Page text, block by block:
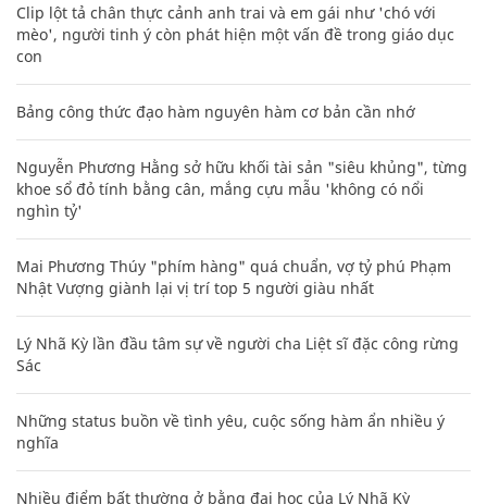
Clip lột tả chân thực cảnh anh trai và em gái như 'chó với
mèo', người tinh ý còn phát hiện một vấn đề trong giáo dục
con
Bảng công thức đạo hàm nguyên hàm cơ bản cần nhớ
Nguyễn Phương Hằng sở hữu khối tài sản "siêu khủng", từng
khoe sổ đỏ tính bằng cân, mắng cựu mẫu 'không có nổi
nghìn tỷ'
Mai Phương Thúy "phím hàng" quá chuẩn, vợ tỷ phú Phạm
Nhật Vượng giành lại vị trí top 5 người giàu nhất
Lý Nhã Kỳ lần đầu tâm sự về người cha Liệt sĩ đặc công rừng
Sác
Những status buồn về tình yêu, cuộc sống hàm ẩn nhiều ý
nghĩa
Nhiều điểm bất thường ở bằng đại học của Lý Nhã Kỳ